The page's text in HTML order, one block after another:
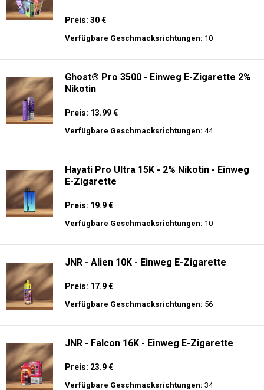
Preis: 30 €
Verfügbare Geschmacksrichtungen: 10
Ghost® Pro 3500 - Einweg E-Zigarette 2%
Nikotin
Preis: 13.99 €
Verfügbare Geschmacksrichtungen: 44
Hayati Pro Ultra 15K - 2% Nikotin - Einweg
E-Zigarette
Preis: 19.9 €
Verfügbare Geschmacksrichtungen: 10
JNR - Alien 10K - Einweg E-Zigarette
Preis: 17.9 €
Verfügbare Geschmacksrichtungen: 56
JNR - Falcon 16K - Einweg E-Zigarette
Preis: 23.9 €
Verfügbare Geschmacksrichtungen: 34